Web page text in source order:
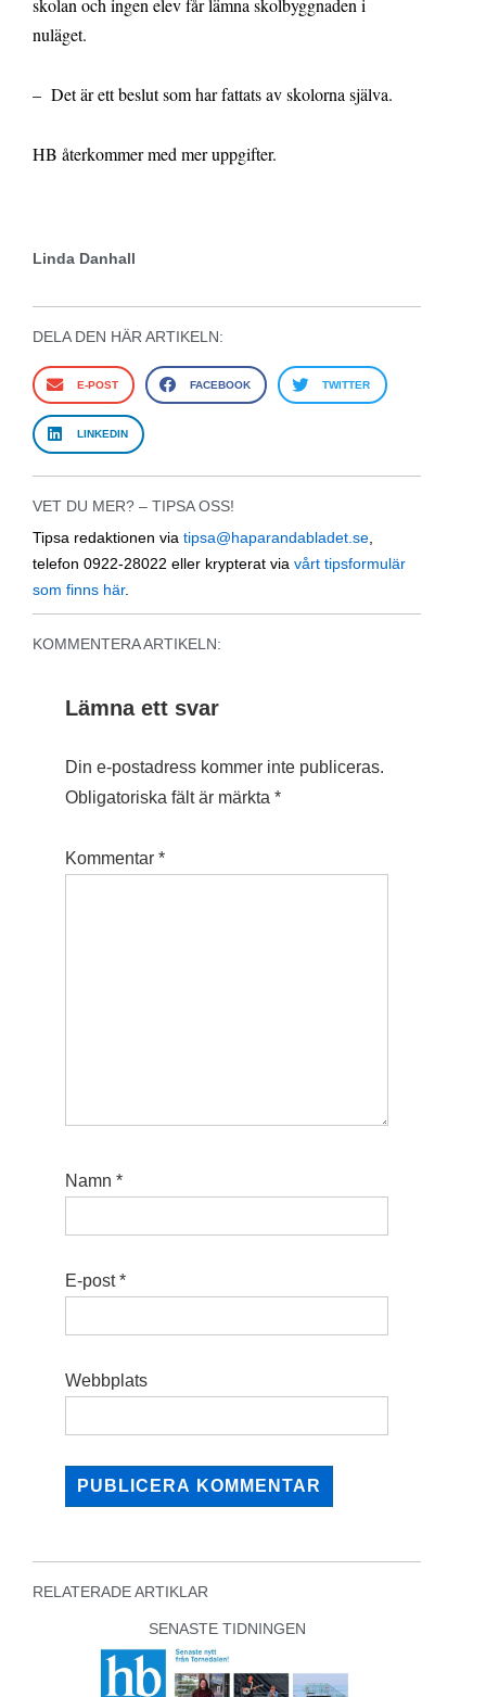
skolan och ingen elev får lämna skolbyggnaden i
nuläget.
– Det är ett beslut som har fattats av skolorna själva.
HB återkommer med mer uppgifter.
Linda Danhall
DELA DEN HÄR ARTIKELN:
E-POST FACEBOOK TWITTER
LINKEDIN
VET DU MER? – TIPSA OSS!
Tipsa redaktionen via tipsa@haparandabladet.se
telefon 0922-28022 eller krypterat via vårt tipsformulär
som finns här.
KOMMENTERA ARTIKELN:
Lämna ett svar
Din e-postadress kommer inte publiceras.
Obligatoriska fält är märkta *
Kommentar *
Namn *
E-post *
Webbplats
RELATERADE ARTIKLAR
SENASTE TIDNINGEN